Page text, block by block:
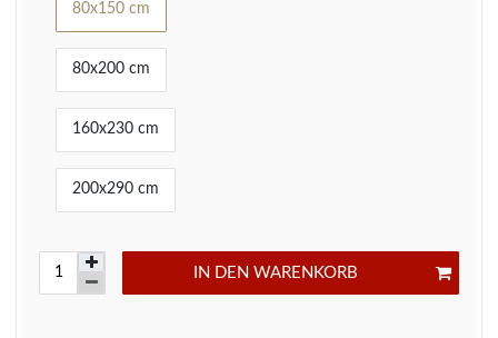
80x150 cm
80x200 cm
160x230 cm
200x290 cm
IN DEN WARENKORB